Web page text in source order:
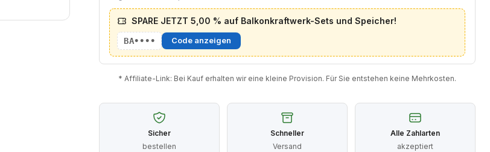
SPARE JETZT 5,00 % auf Balkonkraftwerk-Sets und Speicher!
BA•••• Code anzeigen
* Affiliate-Link: Bei Kauf erhalten wir eine kleine Provision. Für Sie entstehen keine Mehrkosten.
Sicher
bestellen
Schneller
Versand
Alle Zahlarten
akzeptiert